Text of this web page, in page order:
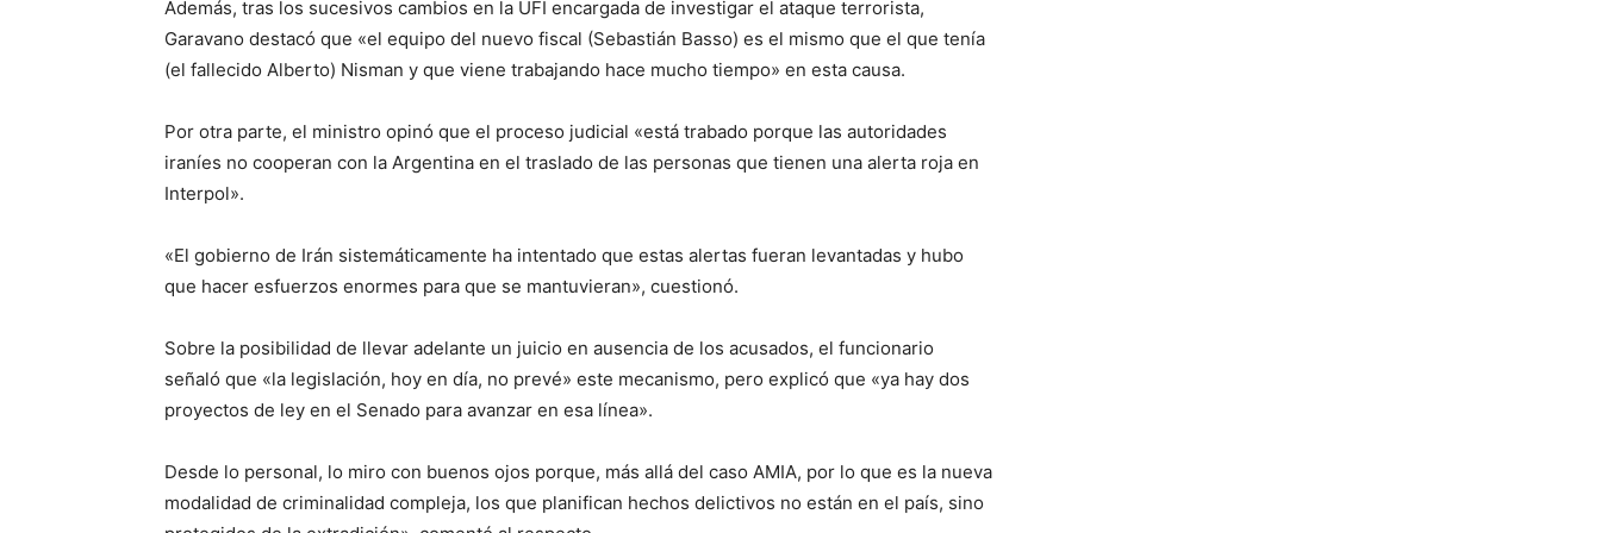
Además, tras los sucesivos cambios en la UFI encargada de investigar el ataque terrorista,
Garavano destacó que «el equipo del nuevo fiscal (Sebastián Basso) es el mismo que el que tenía
(el fallecido Alberto) Nisman y que viene trabajando hace mucho tiempo» en esta causa.
Por otra parte, el ministro opinó que el proceso judicial «está trabado porque las autoridades
iraníes no cooperan con la Argentina en el traslado de las personas que tienen una alerta roja en
Interpol».
«El gobierno de Irán sistemáticamente ha intentado que estas alertas fueran levantadas y hubo
que hacer esfuerzos enormes para que se mantuvieran», cuestionó.
Sobre la posibilidad de llevar adelante un juicio en ausencia de los acusados, el funcionario
señaló que «la legislación, hoy en día, no prevé» este mecanismo, pero explicó que «ya hay dos
proyectos de ley en el Senado para avanzar en esa línea».
Desde lo personal, lo miro con buenos ojos porque, más allá del caso AMIA, por lo que es la nueva
modalidad de criminalidad compleja, los que planifican hechos delictivos no están en el país, sino